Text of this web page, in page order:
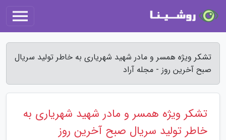
تشکر ویژه همسر و مادر شهید شهریاری به خاطر تولید سریال
صبح آخرین روز - مجله آراد
تشکر ویژه همسر و مادر شهید شهریاری به
خاطر تولید سریال صبح آخرین روز